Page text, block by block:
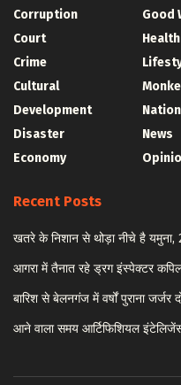
Corruption
Court
Crime
Cultural
Development
Disaster
Economy
Good
Health
News
Recent Posts
खतरे के निशान से थोड़ा नीचे है यमुना,
आगरा में तैनात रहे ड्रग इंस्पेक्टर
बारिश से बेलनगंज में वर्षों पुराना जर्जर
आने वाला समय आर्टिफिशियल